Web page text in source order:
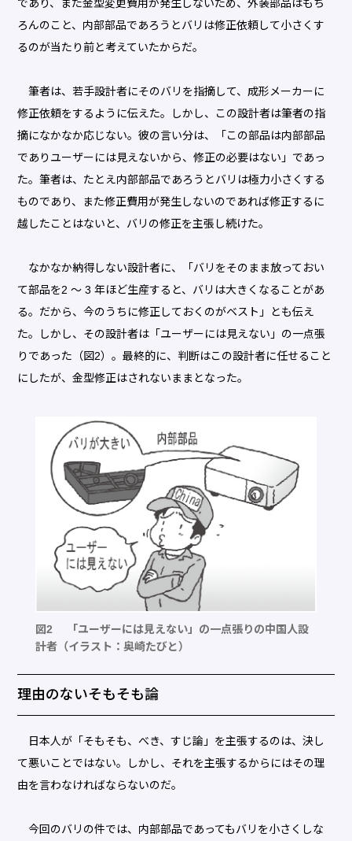
であり、また金型変更費用が発生しないため、外装部品はもち
ろんのこと、内部部品であろうとバリは修正依頼して小さくす
るのが当たり前と考えていたからだ。
筆者は、若手設計者にそのバリを指摘して、成形メーカーに
修正依頼をするように伝えた。しかし、この設計者は筆者の指
摘になかなか応じない。彼の言い分は、「この部品は内部部品
でありユーザーには見えないから、修正の必要はない」であっ
た。筆者は、たとえ内部部品であろうとバリは極力小さくする
ものであり、また修正費用が発生しないのであれば修正するに
越したことはないと、バリの修正を主張し続けた。
なかなか納得しない設計者に、「バリをそのまま放っておい
て部品を2 ～ 3 年ほど生産すると、バリは大きくなることがあ
る。だから、今のうちに修正しておくのがベスト」とも伝え
た。しかし、その設計者は「ユーザーには見えない」の一点張
りであった（図2）。最終的に、判断はこの設計者に任せること
にしたが、金型修正はされないままとなった。
図2 「ユーザーには見えない」の一点張りの中国人設
計者（イラスト：奥崎たびと）
理由のないそもそも論
日本人が「そもそも、べき、すじ論」を主張するのは、決し
て悪いことではない。しかし、それを主張するからにはその理
由を言わなければならないのだ。
今回のバリの件では、内部部品であってもバリを小さくしな